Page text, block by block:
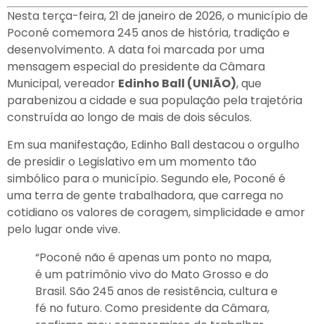
Nesta terça-feira, 21 de janeiro de 2026, o município de
Poconé comemora 245 anos de história, tradição e
desenvolvimento. A data foi marcada por uma
mensagem especial do presidente da Câmara
Municipal, vereador Edinho Ball (UNIÃO)
parabenizou a cidade e sua população pela trajetória
construída ao longo de mais de dois séculos.
Em sua manifestação, Edinho Ball destacou o orgulho
de presidir o Legislativo em um momento tão
simbólico para o município. Segundo ele, Poconé é
uma terra de gente trabalhadora, que carrega no
cotidiano os valores de coragem, simplicidade e amor
pelo lugar onde vive.
“Poconé não é apenas um ponto no mapa,
é um patrimônio vivo do Mato Grosso e do
Brasil. São 245 anos de resistência, cultura e
fé no futuro. Como presidente da Câmara,
reafirmo meu compromisso de trabalhar